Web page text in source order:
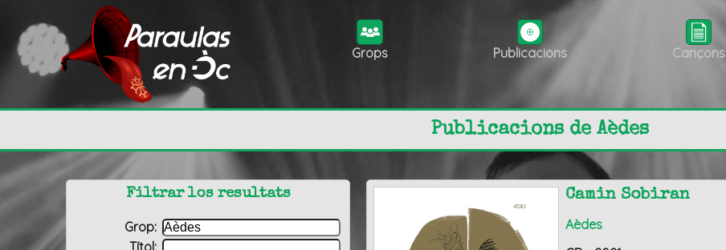
Grops Publicacions Cançons
Publicacions de Aèdes
Camin Sobiran
Aèdes
Filtrar los resultats
Grop: